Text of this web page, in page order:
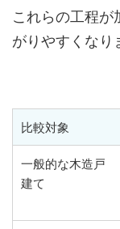
これらの工程
がりやすくなり
比較対象
一般的な木造戸
建て